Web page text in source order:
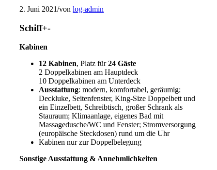
2. Juni 2021/vonlog-admin
Schiff+-
Kabinen
12 Kabinen, Platz für24 Gäste
2 Doppelkabinen am Hauptdeck
10 Doppelkabinen am Unterdeck
Ausstattung: modern, komfortabel, geräumig;
Deckluke, Seitenfenster, King-Size Doppelbett und
ein Einzelbett, Schreibtisch, großer Schrank als
Stauraum; Klimaanlage, eigenes Bad mit
Massagedusche/WC und Fenster; Stromversorgung
(europäische Steckdosen) rund um die Uhr
Kabinen nur zur Doppelbelegung
Sonstige Ausstattung & Annehmlichkeiten